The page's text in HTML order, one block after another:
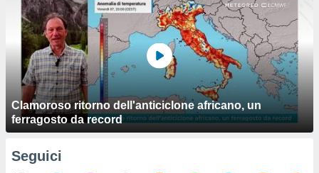
Clamoroso ritorno dell'anticiclone africano, un
ferragosto da record
Seguici